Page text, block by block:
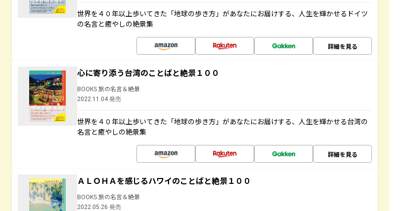
世界を４０年以上歩いてきた「地球の歩き方」があなたにお届けする、人生を輝かせるドイツ
の名言と癒やしの絶景集
詳細を見る
心に寄り添う台湾のことばと絶景１００
BOOKS 旅の名言＆絶景
2022.11.04 発売
世界を４０年以上歩いてきた「地球の歩き方」があなたにお届けする、人生を輝かせる台湾の
名言と癒やしの絶景集
詳細を見る
ＡＬＯＨＡを感じるハワイのことばと絶景１００
BOOKS 旅の名言＆絶景
2022.05.26 発売